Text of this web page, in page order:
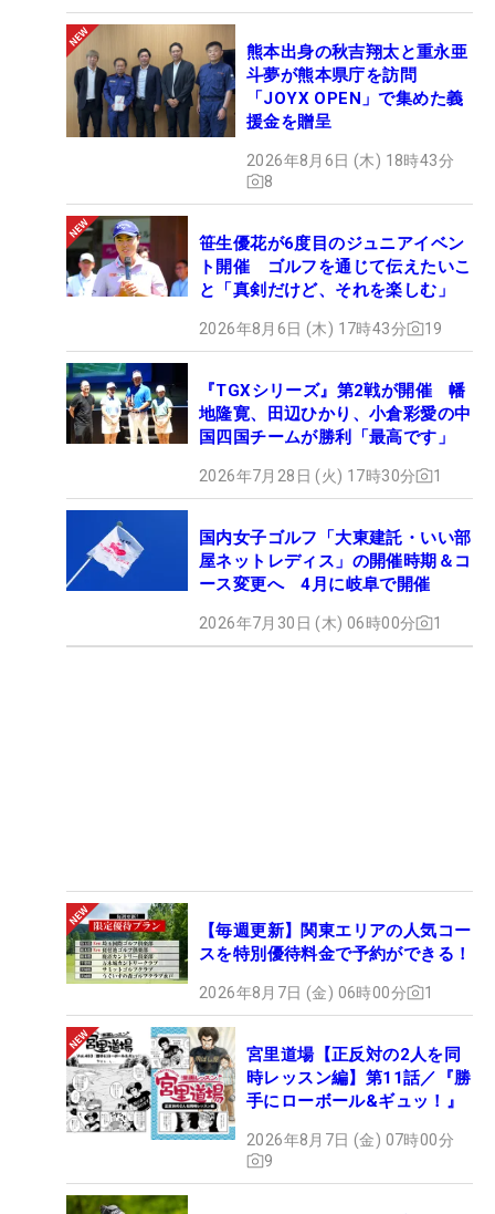
熊本出身の秋吉翔太と重永亜
斗夢が熊本県庁を訪問
「JOYX OPEN」で集めた義
援金を贈呈
2026年8月6日 (木) 18時43分
8
笹生優花が6度目のジュニアイベン
ト開催 ゴルフを通じて伝えたいこ
と「真剣だけど、それを楽しむ」
2026年8月6日 (木) 17時43分 19
『TGXシリーズ』第2戦が開催 幡
地隆寛、田辺ひかり、小倉彩愛の中
国四国チームが勝利「最高です」
2026年7月28日 (火) 17時30分 1
国内女子ゴルフ「大東建託・いい部
屋ネットレディス」の開催時期＆コ
ース変更へ 4月に岐阜で開催
2026年7月30日 (木) 06時00分 1
【毎週更新】関東エリアの人気コー
スを特別優待料金で予約ができる！
2026年8月7日 (金) 06時00分 1
宮里道場【正反対の2人を同
時レッスン編】第11話／『勝
手にローボール&ギュッ！』
2026年8月7日 (金) 07時00分
9